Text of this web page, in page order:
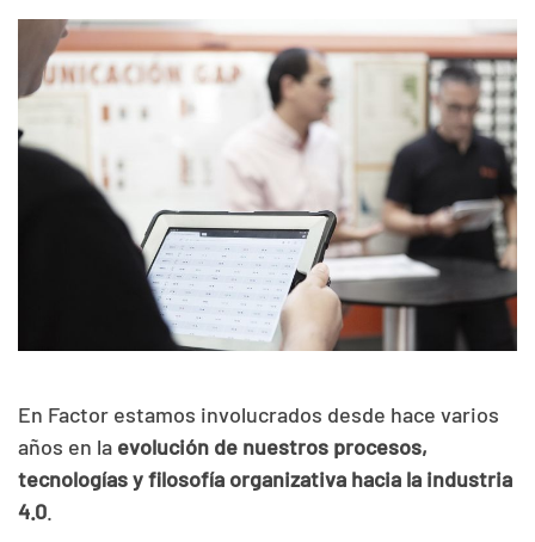
En Factor estamos involucrados desde hace varios
años en la evolución de nuestros procesos,
tecnologías y filosofía organizativa hacia la industria
4.0